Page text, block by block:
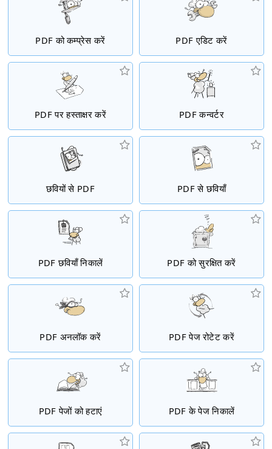
PDF को कम्प्रेस करें PDF एडिट करें
PDF पर हस्ताक्षर करें PDF कन्वर्टर
छवियों से PDF PDF से छवियाँ
PDF छवियाँ निकालें PDF को सुरक्षित करें
PDF अनलॉक करें PDF पेज रोटेट करें
PDF पेजों को हटाएं PDF के पेज निकालें